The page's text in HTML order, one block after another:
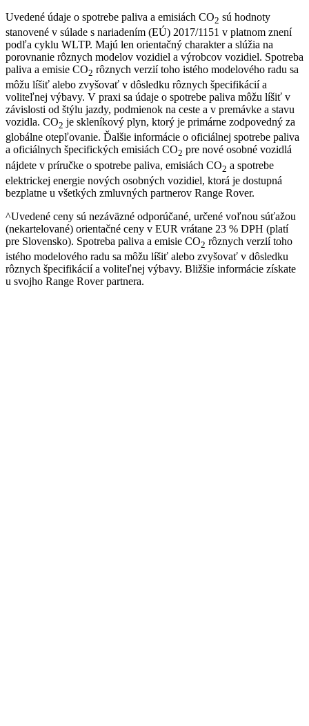
Uvedené údaje o spotrebe paliva a emisiách CO2 sú hodnoty
stanovené v súlade s nariadením (EÚ) 2017/1151 v platnom znení
podľa cyklu WLTP. Majú len orientačný charakter a slúžia na
porovnanie rôznych modelov vozidiel a výrobcov vozidiel. Spotreba
paliva a emisie CO2 rôznych verzií toho istého modelového radu sa
môžu líšiť alebo zvyšovať v dôsledku rôznych špecifikácií a
voliteľnej výbavy. V praxi sa údaje o spotrebe paliva môžu líšiť v
závislosti od štýlu jazdy, podmienok na ceste a v premávke a stavu
vozidla. CO2 je skleníkový plyn, ktorý je primárne zodpovedný za
globálne otepľovanie. Ďalšie informácie o oficiálnej spotrebe paliva
a oficiálnych špecifických emisiách CO2 pre nové osobné vozidlá
nájdete v príručke o spotrebe paliva, emisiách CO2 a spotrebe
elektrickej energie nových osobných vozidiel, ktorá je dostupná
bezplatne u všetkých zmluvných partnerov Range Rover.
^Uvedené ceny sú nezáväzné odporúčané, určené voľnou súťažou
(nekartelované) orientačné ceny v EUR vrátane 23 % DPH (platí
pre Slovensko). Spotreba paliva a emisie CO2 rôznych verzií toho
istého modelového radu sa môžu líšiť alebo zvyšovať v dôsledku
rôznych špecifikácií a voliteľnej výbavy. Bližšie informácie získate
u svojho Range Rover partnera.